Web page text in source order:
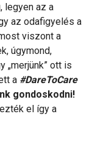
legyen az a
az odafigyelés a
viszont a
úgymond,
„merjünk” ott is
a #DareToCare
gondoskodni!
el így a